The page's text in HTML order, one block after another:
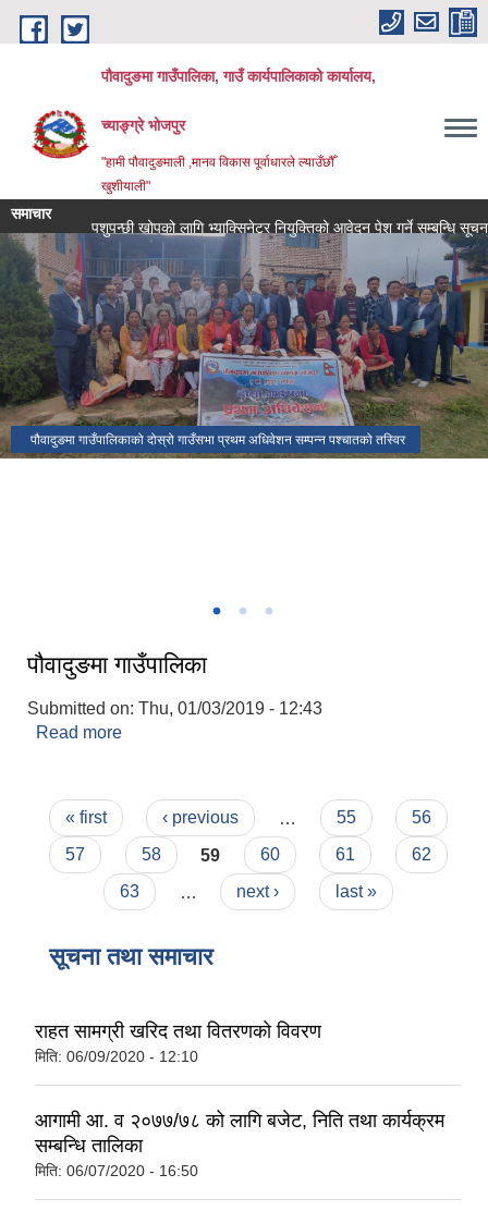
Skip to main content
पौवादुङमा गाउँपालिका, गाउँ कार्यपालिकाको कार्यालय,
च्याङ्ग्रे भोजपुर
"हामी पौवादुङमाली ,मानव विकास पूर्वाधारले ल्याउँछौँ
खुशीयाली"
समाचार
पशुपन्छी खोपको लागि भ्याक्सिनेटर नियुक्तिको आवेदन पेश गर्ने सम्बन्धि सूचना!!!
पौवादुङमा गाउँपालिकाको दोस्रो गाउँसभा प्रथम अधिवेशन सम्पन्न पश्चातको तस्विर
च्याङ्ग्रे पोखरी।
पौवादुङमा गाउँपालिका
Submitted on: Thu, 01/03/2019 - 12:43
Read more
Pages
« first ‹ previous 55
56
57
58 59 60 61
62
63
next › last »
सूचना तथा समाचार
राहत सामग्री खरिद तथा वितरणको विवरण
मिति: 06/09/2020 - 12:10
आगामी आ. व २०७७/७८ को लागि बजेट, निति तथा कार्यक्रम
सम्बन्धि तालिका
मिति: 06/07/2020 - 16:50